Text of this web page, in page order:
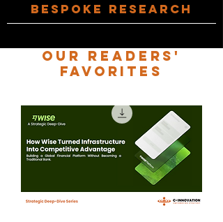
Bespoke research
our readers'
favorites